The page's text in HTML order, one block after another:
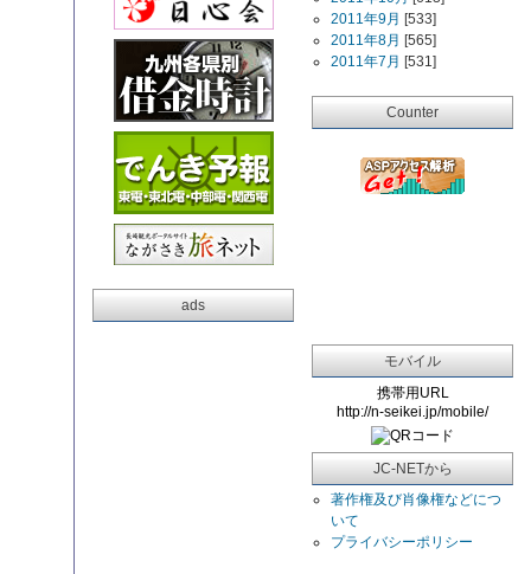
ads
2011年9月 [533]
2011年8月 [565]
2011年7月 [531]
Counter
モバイル
携帯用URL
http://n-seikei.jp/mobile/
JC-NETから
著作権及び肖像権などにつ
いて
プライバシーポリシー